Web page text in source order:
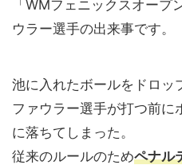
「WMフェニックスオープ
ウラー選手の出来事です。
池に入れたボールをドロッ
ファウラー選手が打つ前に
に落ちてしまった。
従来のルールのためペナル